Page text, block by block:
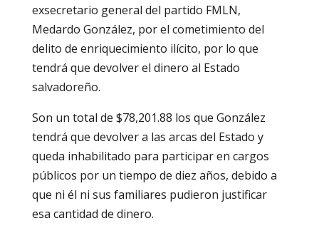
exsecretario general del partido FMLN,
Medardo González, por el cometimiento del
delito de enriquecimiento ilícito, por lo que
tendrá que devolver el dinero al Estado
salvadoreño.
Son un total de $78,201.88 los que González
tendrá que devolver a las arcas del Estado y
queda inhabilitado para participar en cargos
públicos por un tiempo de diez años, debido a
que ni él ni sus familiares pudieron justificar
esa cantidad de dinero.